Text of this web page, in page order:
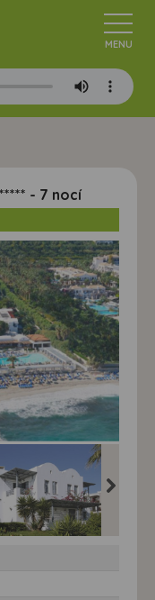
- 7 nocí
- 7 nocí